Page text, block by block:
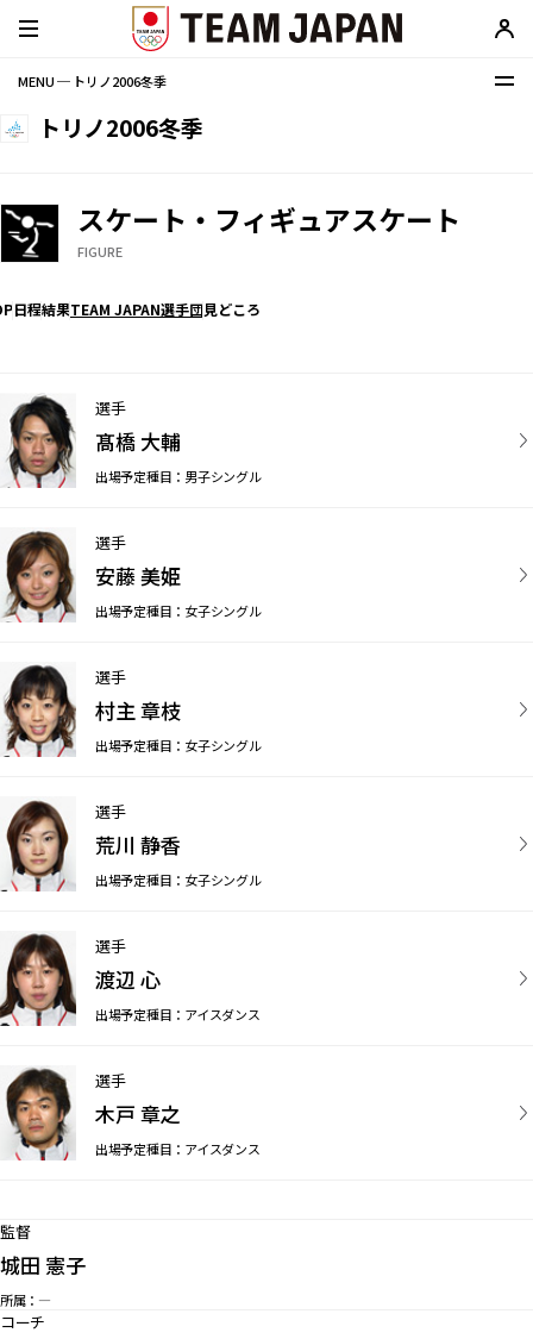
MENU ─ トリノ2006冬季
トリノ2006冬季
スケート・フィギュアスケート
FIGURE
日程結果TEAM JAPAN選手団見どころ
選手
髙橋 大輔
出場予定種目：男子シングル
選手
安藤 美姫
出場予定種目：女子シングル
選手
村主 章枝
出場予定種目：女子シングル
選手
荒川 静香
出場予定種目：女子シングル
選手
渡辺 心
出場予定種目：アイスダンス
選手
木戸 章之
出場予定種目：アイスダンス
監督
城田 憲子
所属：—
コーチ